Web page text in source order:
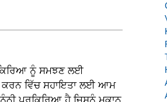
ਨੂੰ ਸਮਝਣ ਲਈ
ਕਰਨ ਵਿੱਚ ਸਹਾਇਤਾ ਲਈ ਆਮ